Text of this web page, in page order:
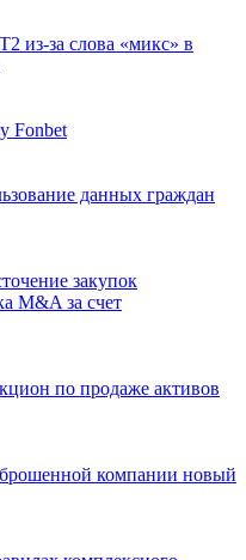
из-за слова «микс» в
Fonbet
данных граждан
закупок
M&A за счет
по продаже активов
компании новый